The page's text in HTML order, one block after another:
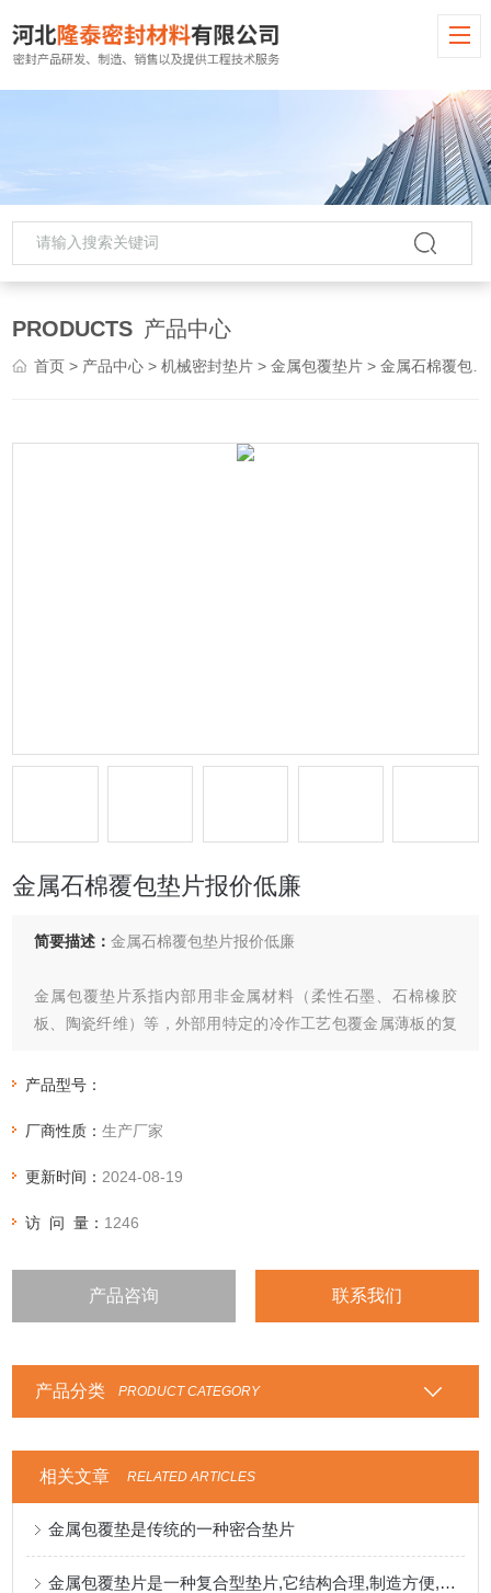
PRODUCTS 产品中心
首页 > 产品中心 >机械密封垫片 >金属包覆垫片 > 金属石棉覆包垫片报价低廉
金属石棉覆包垫片报价低廉
简要描述：金属石棉覆包垫片报价低廉
金属包覆垫片系指内部用非金属材料（柔性石墨、石棉橡胶
板、陶瓷纤维）等，外部用特定的冷作工艺包覆金属薄板的复
种，是较传统的一种密合垫片，适用于热交换器、压力容器、
产品型号：
厂商性质：生产厂家
更新时间： 2024-08-19
访 问 量： 1246
产品咨询 联系我们
产品分类 PRODUCT CATEGORY
相关文章 RELATED ARTICLES
金属包覆垫是传统的一种密合垫片
金属包覆垫片是一种复合型垫片,它结构合理,制造方便,其密封性能较好